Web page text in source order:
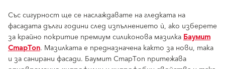
Със сигурност ще се наслаждавате на гледката на
фасадата дълги години след изпълнението ѝ, ако изберете
за крайно покритие премиум силиконова мазилкаБаумит
СтарТоп. Мазилката е предназначена както за нови, така
и за санирани фасади. Баумит СтарТоп притежава